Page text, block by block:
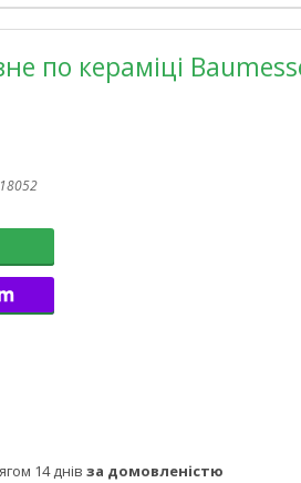
по кераміці
14 днів за домовленістю